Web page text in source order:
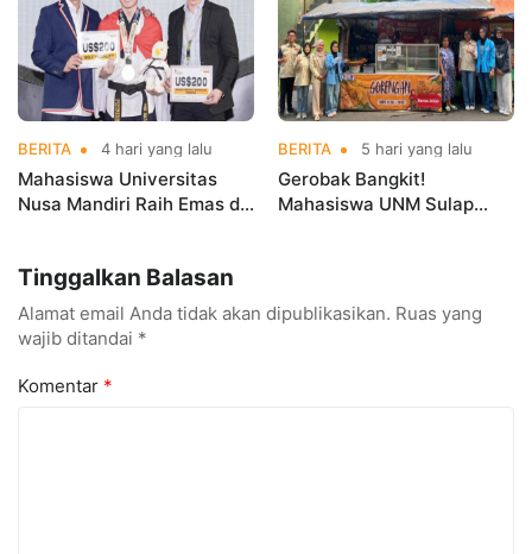
BERITA 4 hari yang lalu
Mahasiswa Universitas
Nusa Mandiri Raih Emas di
Championships 2026
BERITA 5 hari yang lalu
Gerobak Bangkit!
Mahasiswa UNM Sulap
Tinggalkan Balasan
Alamat email Anda tidak akan dipublikasikan. Ruas yang
wajib ditandai *
Komentar *